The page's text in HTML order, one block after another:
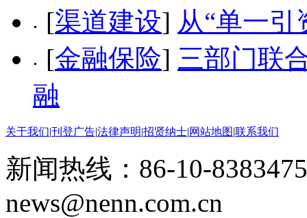
[渠道建设] 从“单一引
[金融保险] 三部门联
融
关于我们|刊登广告|法律声明|招贤纳士|网站地图|联系我们
新闻热线：86-10-
news@nenn.com.cn